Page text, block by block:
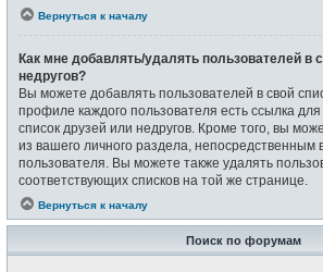
Вернуться к началу
Как мне добавлять/удалять пользователей в
недругов?
Вы можете добавлять пользователей в свой
профиле каждого пользователя есть ссылка
список друзей или недругов. Кроме того, вы
из вашего личного раздела, непосредственным
пользователя. Вы можете также удалять
соответствующих списков на той же странице.
Вернуться к началу
Поиск по форумам